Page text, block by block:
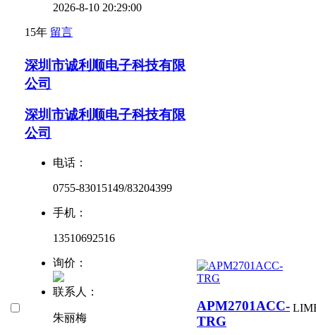
2026-8-10 20:29:00
15年 留言
深圳市诚利顺电子科技有限
公司
深圳市诚利顺电子科技有限
公司
电话：
0755-83015149/83204399
手机：
13510692516
询价：
联系人：
朱丽梅
APM2701ACC-
TRG